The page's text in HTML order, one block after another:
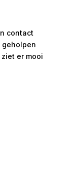
contact
geholpen
er mooi